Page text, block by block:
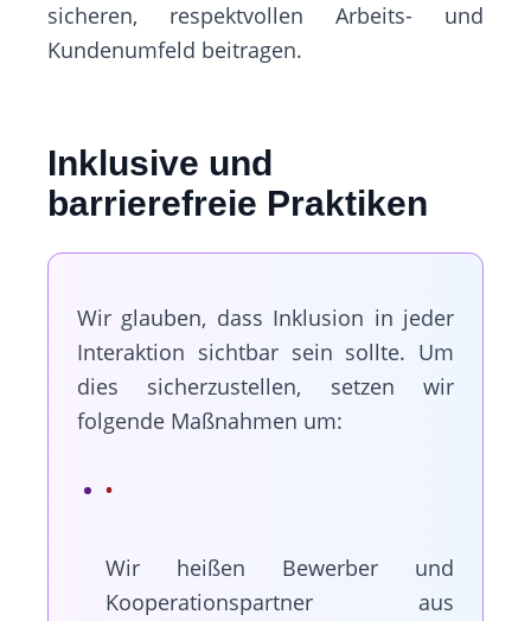
sicheren, respektvollen Arbeits- und
Kundenumfeld beitragen.
Inklusive und
barrierefreie Praktiken
Wir glauben, dass Inklusion in jeder
Interaktion sichtbar sein sollte. Um
dies sicherzustellen, setzen wir
folgende Maßnahmen um:
Wir heißen Bewerber und
Kooperationspartner aus